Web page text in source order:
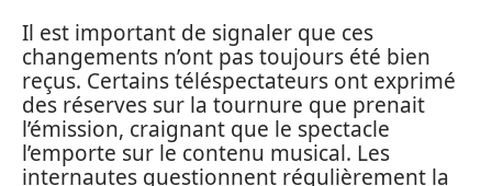
Il est important de signaler que ces
changements n’ont pas toujours été bien
reçus. Certains téléspectateurs ont exprimé
des réserves sur la tournure que prenait
l’émission, craignant que le spectacle
l’emporte sur le contenu musical. Les
internautes questionnent régulièrement la